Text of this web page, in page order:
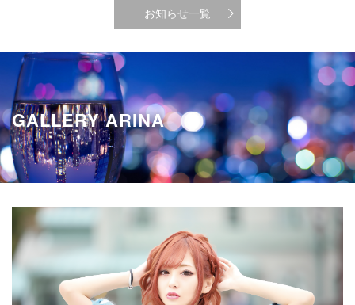
お知らせ一覧
GALLERY ARINA